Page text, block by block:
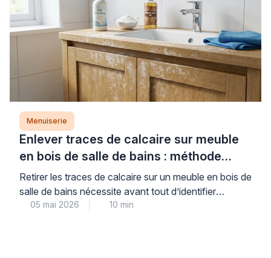
Menuiserie
Enlever traces de calcaire sur meuble
en bois de salle de bains : méthode
professionnelle
Retirer les traces de calcaire sur un meuble en bois de
salle de bains nécessite avant tout d’identifier
correctement le type de finition pour éviter toute
05 mai 2026 10 min